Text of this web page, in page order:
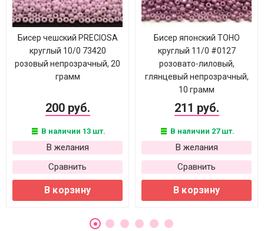
Бисер чешский PRECIOSA
круглый 10/0 73420
розовый непрозрачный, 20
грамм
200 руб.
В наличии 13 шт.
В желания
Сравнить
В корзину
Бисер японский TOHO
круглый 11/0 #0127
розовато-лиловый,
глянцевый непрозрачный,
10 грамм
211 руб.
В наличии 27 шт.
В желания
Сравнить
В корзину